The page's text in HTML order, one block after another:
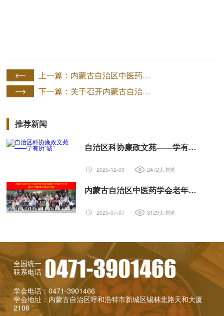
上一篇：内蒙古自治区中医药学会关于拟成立中西医结合康复 分会的通知
下一篇：关于召开内蒙古自治区中医药学会皮肤病分会、中西 医结合皮肤病与性病分会 2026 年学术年会暨内蒙古 自治区中西医结合联盟第二次学术会议的通知
推荐新闻
自治区科协廉政文苑——学有所“诚”
2025-12-09 2472人浏览
内蒙古自治区中医药学会老年病分会成立暨2025年老年病学术年会、内蒙古中医老年病质控中心成立大会顺利召开
2025-07-07 3129人浏览
全国统一
联系电话
学会电话：0471-3901466
学会地址：内蒙古自治区呼和浩特市新城区锡林北路天和大厦
2106